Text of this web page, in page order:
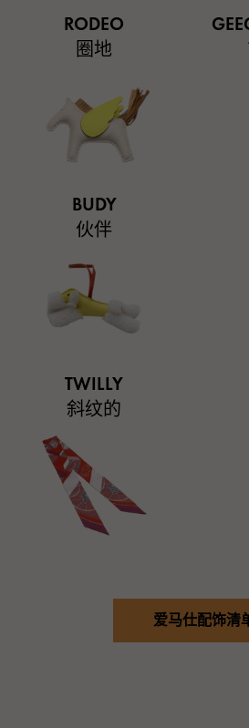
RODEO
圈地
BUDY
伙伴
TWILLY
斜纹的
爱马仕配饰清